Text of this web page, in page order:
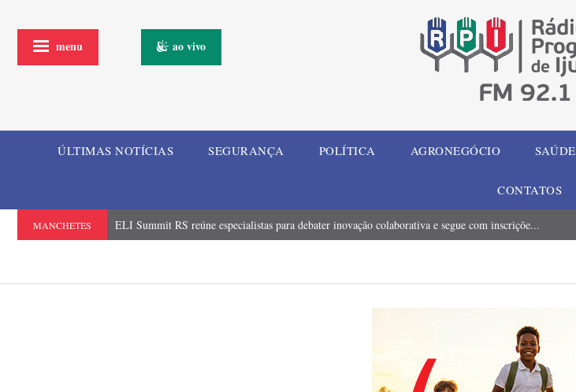
menu ao vivo
ÚLTIMAS NOTÍCIAS SEGURANÇA POLÍTICA AGRONEGÓCIO SAÚDE
CONTATOS
MANCHETES ELI Summit RS reúne especialistas para debater inovação colaborativa e segue com inscriçõe...